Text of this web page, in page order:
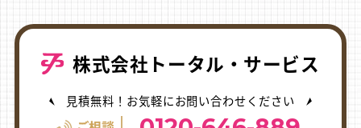
株式会社トータル・サービス
見積無料！お気軽にお問い合わせください